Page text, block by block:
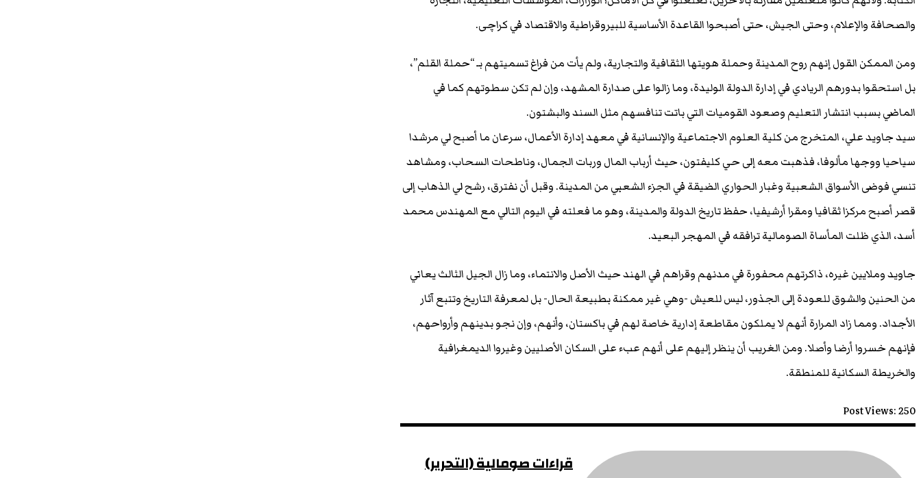
والصحافة والإعلام، وحتى الجيش، حتى أصبحوا القاعدة الأساسية للبيروقراطية والاقتصاد في کراچی.
ومن الممكن القول إنهم روح المدينة وحملة هويتها الثقافية والتجارية، ولم يأت من فراغ تسميتهم بـ “حملة القلم”،
بل استحقوا بدورهم الريادي في إدارة الدولة الوليدة، وما زالوا على صدارة المشهد، وإن لم تكن سطوتهم كما في
الماضي بسبب انتشار التعليم وصعود القوميات التي باتت تنافسهم مثل السند والبشتون.
سيد جاويد علي، المتخرج من كلية العلوم الاجتماعية والإنسانية في معهد إدارة الأعمال، سرعان ما أصبح لي مرشدا
سياحيا ووجها مألوفا، فذهبت معه إلى حي كليفتون، حيث أرباب المال وربات الجمال، وناطحات السحاب، ومشاهد
تنسي فوضى الأسواق الشعبية وغبار الحواري الضيقة في الجزء الشعبي من المدينة. وقبل أن نفترق، رشح لي الذهاب إلى
قصر أصبح مركزا ثقافيا ومقرا أرشيفيا، حفظ تاريخ الدولة والمدينة، وهو ما فعلته في اليوم التالي مع المهندس محمد
أسد، الذي ظلت المأساة الصومالية ترافقه في المهجر البعيد.
جاويد وملايين غيره، ذاكرتهم محفورة في مدنهم وقراهم في الهند حيث الأصل والانتماء، وما زال الجيل الثالث يعاني
من الحنين والشوق للعودة إلى الجذور، ليس للعيش -وهي غير ممكنة بطبيعة الحال- بل لمعرفة التاريخ وتتبع آثار
الأجداد. ومما زاد المرارة أنهم لا يملكون مقاطعة إدارية خاصة لهم في باكستان، وأنهم، وإن نجو بدينهم وأرواحهم،
فإنهم خسروا أرضا وأصلا. ومن الغريب أن ينظر إليهم على أنهم عبء على السكان الأصليين وغيروا الديمغرافية
والخريطة السكانية للمنطقة.
Post Views:250
قراءات صومالية (التحرير)